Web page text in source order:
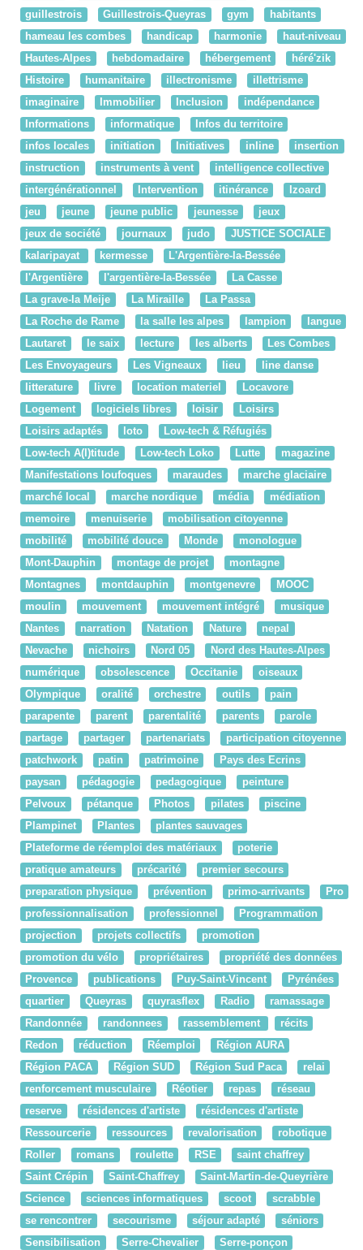
guillestrois
Guillestrois-Queyras gym
habitants
hameau les combes
handicap harmonie
haut-niveau
Hautes-Alpes
hebdomadaire hébergement
héré'zik
Histoire
humanitaire illectronisme
illettrisme
imaginaire
Immobilier Inclusion
indépendance
Informations
informatique
Infos du territoire
infos locales
initiation Initiatives inline
insertion
instruction
instruments à vent
intelligence collective
intergénérationnel
Intervention itinérance
Izoard
jeu
jeune jeune public jeunesse
jeux
jeux de société
journaux judo
JUSTICE SOCIALE
kalaripayat
kermesse
L'Argentière-la-Bessée
l'Argentière
l'argentière-la-Bessée
La Casse
La grave-la Meije
La Miraille
La Passa
La Roche de Rame
la salle les alpes lampion
langue
Lautaret
le saix lecture les alberts
Les Combes
Les Envoyageurs
Les Vigneaux lieu
line danse
litterature
livre location materiel
Locavore
Logement
logiciels libres loisir
Loisirs
Loisirs adaptés
loto
Low-tech & Réfugiés
Low-tech A(l)titude
Low-tech Loko Lutte
magazine
Manifestations loufoques
maraudes
marche glaciaire
marché local
marche nordique média
médiation
memoire
menuiserie
mobilisation citoyenne
mobilité
mobilité douce Monde
monologue
Mont-Dauphin
montage de projet
montagne
Montagnes
montdauphin montgenevre
MOOC
moulin
mouvement mouvement intégré
musique
Nantes
narration Natation Nature
nepal
Nevache
nichoirs Nord 05
Nord des Hautes-Alpes
numérique
obsolescence Occitanie
oiseaux
Olympique
oralité orchestre outils
pain
parapente
parent parentalité parents
parole
partage
partager partenariats
participation citoyenne
patchwork
patin patrimoine
Pays des Ecrins
paysan
pédagogie pedagogique
peinture
Pelvoux
pétanque Photos pilates
piscine
Plampinet
Plantes
plantes sauvages
Plateforme de réemploi des matériaux
poterie
pratique amateurs
précarité
premier secours
preparation physique
prévention primo-arrivants
Pro
professionnalisation
professionnel
Programmation
projection
projets collectifs
promotion
promotion du vélo
propriétaires
propriété des données
Provence
publications Puy-Saint-Vincent
Pyrénées
quartier
Queyras quyrasflex Radio
ramassage
Randonnée
randonnees rassemblement
récits
Redon
réduction Réemploi
Région AURA
Région PACA
Région SUD Région Sud Paca
relai
renforcement musculaire
Réotier repas
réseau
reserve
résidences d'artiste
résidences d'artiste
Ressourcerie
ressources revalorisation
robotique
Roller
romans roulette RSE
saint chaffrey
Saint Crépin
Saint-Chaffrey
Saint-Martin-de-Queyrière
Science
sciences informatiques scoot
scrabble
se rencontrer
secourisme séjour adapté
séniors
Sensibilisation
Serre-Chevalier
Serre-ponçon